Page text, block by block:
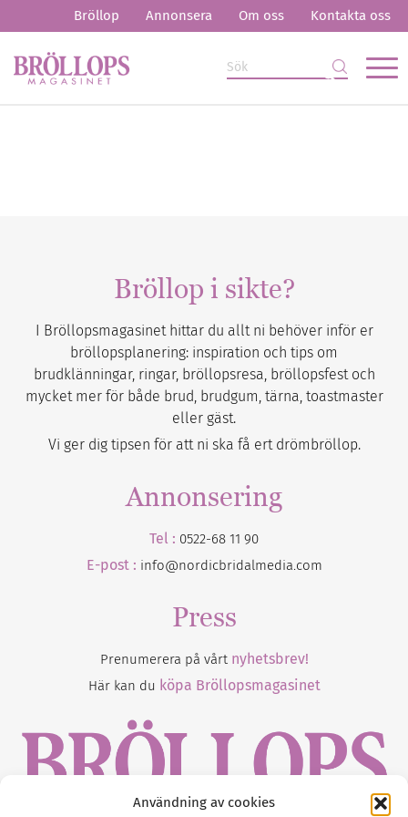
Användning av cookies
Bröllop Annonsera Om oss Kontakta oss
Bröllop i sikte?
I Bröllopsmagasinet hittar du allt ni behöver inför er
bröllopsplanering: inspiration och tips om
brudklänningar, ringar, bröllopsresa, bröllopsfest och
mycket mer för både brud, brudgum, tärna, toastmaster
eller gäst.
Vi ger dig tipsen för att ni ska få ert drömbröllop.
Annonsering
Tel : 0522-68 11 90
E-post : info@nordicbridalmedia.com
Press
Prenumerera på vårt nyhetsbrev!
Här kan du köpa Bröllopsmagasinet